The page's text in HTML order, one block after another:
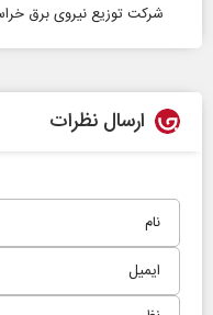
شرکت توزیع نیروی برق
ارسال نظرات